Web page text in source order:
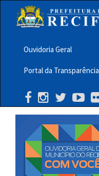
principalMenu
Barra
Topo
PCR
Ouvidoria Geral
Portal da Transparência